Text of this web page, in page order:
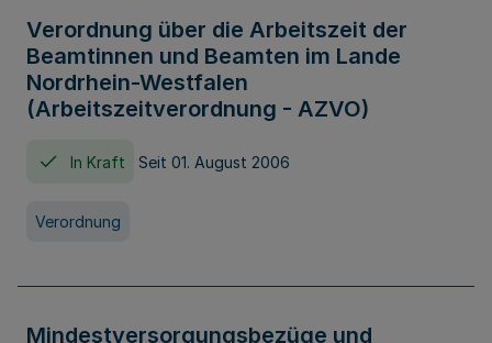
Verordnung über die Arbeitszeit der
Beamtinnen und Beamten im Lande
Nordrhein-Westfalen
(Arbeitszeitverordnung - AZVO)
In Kraft Seit 01. August 2006
Verordnung
Mindestversorgungsbezüge und